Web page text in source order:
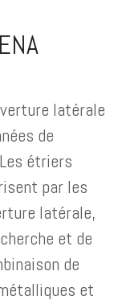
latérale
de
étriers
par les
latérale,
et de
de
et